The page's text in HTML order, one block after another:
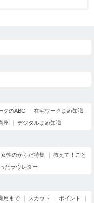
クのABC
在宅ワークまめ知識
座 デジタルまめ知識
女性のからだ特集
教えて！ごと
たラヴレター
用まで スカウト ポイント